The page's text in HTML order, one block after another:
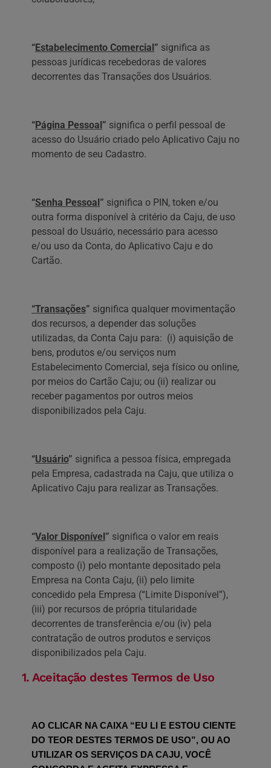
“Estabelecimento Comercial ” significa as
pessoas jurídicas recebedoras de valores
decorrentes das Transações dos Usuários.
“Página Pessoal ” significa o perfil pessoal de
acesso do Usuário criado pelo Aplicativo Caju no
momento de seu Cadastro.
“Senha Pessoal ” significa o PIN, token e/ou
outra forma disponível à critério da Caju, de uso
pessoal do Usuário, necessário para acesso
e/ou uso da Conta, do Aplicativo Caju e do
Cartão.
“Transações” significa qualquer movimentação
dos recursos, a depender das soluções
utilizadas, da Conta Caju para: (i) aquisição de
bens, produtos e/ou serviços num
Estabelecimento Comercial, seja físico ou online,
por meios do Cartão Caju; ou (ii) realizar ou
receber pagamentos por outros meios
disponibilizados pela Caju.
“Usuário” significa a pessoa física, empregada
pela Empresa, cadastrada na Caju, que utiliza o
Aplicativo Caju para realizar as Transações.
‍“Valor Disponível ” significa o valor em reais
disponível para a realização de Transações,
composto (i) pelo montante depositado pela
Empresa na Conta Caju, (ii) pelo limite
concedido pela Empresa (“Limite Disponível”),
(iii) por recursos de própria titularidade
decorrentes de transferência e/ou (iv) pela
contratação de outros produtos e serviços
disponibilizados pela Caju.
1. Aceitação destes Termos de Uso
AO CLICAR NA CAIXA “EU LI E ESTOU CIENTE
DO TEOR DESTES TERMOS DE USO”, OU AO
UTILIZAR OS SERVIÇOS DA CAJU, VOCÊ